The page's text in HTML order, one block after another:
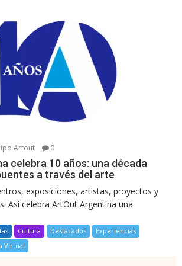
Artout 0
celebra 10 años: una década
a través del arte
exposiciones, artistas, proyectos y
Así celebra ArtOut Argentina una
Cultura Destacados
Experiencias
Virtual